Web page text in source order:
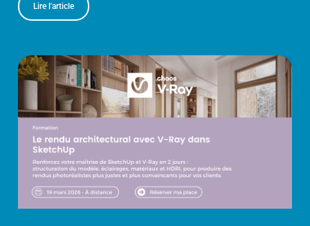
Lire l'article